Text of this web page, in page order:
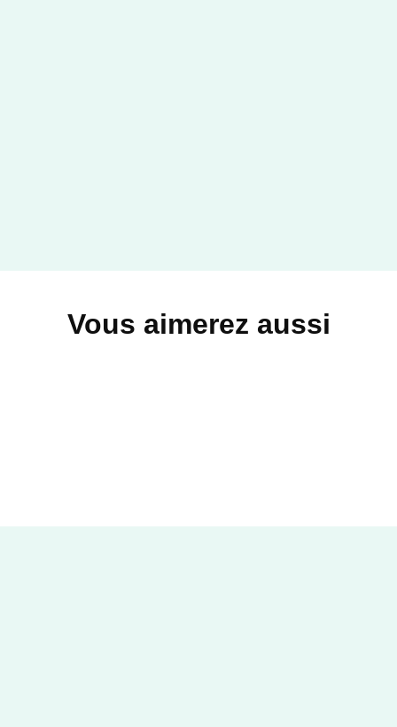
Vous aimerez aussi